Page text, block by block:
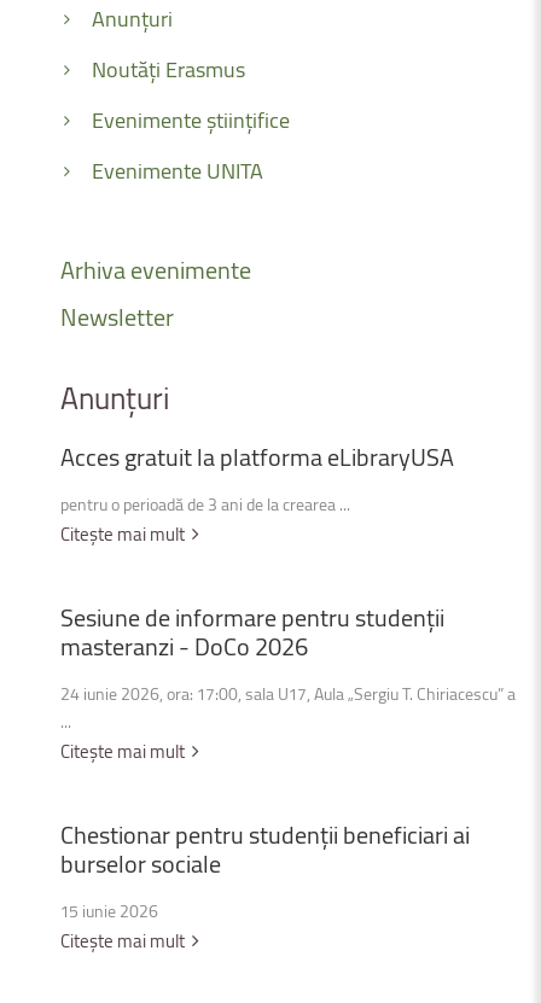
Anunțuri
Noutăți Erasmus
Evenimente științifice
Evenimente UNITA
Arhivaevenimente
Newsletter
Anunțuri
AccesgratuitlaplatformaeLibraryUSA
pentru o perioadă de 3 ani de la crearea ...
Citește mai mult
Sesiunedeinformarepentrustudenții
masteranzi-DoCo2026
24 iunie 2026, ora: 17:00, sala U17, Aula „Sergiu T. Chiriacescu” a
...
Citește mai mult
Chestionarpentrustudențiibeneficiariai
burselorsociale
15 iunie 2026
Citește mai mult